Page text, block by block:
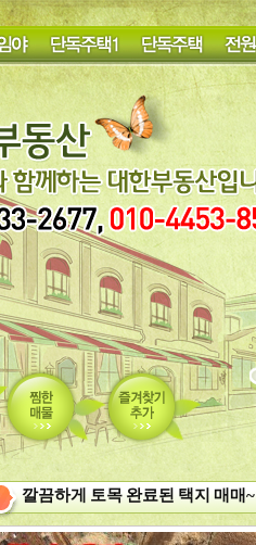
깔끔하게 토목 완료된 택지 매매~